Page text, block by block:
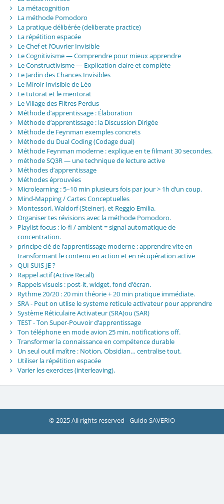
La métacognition
La méthode Pomodoro
La pratique délibérée (deliberate practice)
La répétition espacée
Le Chef et l’Ouvrier Invisible
Le Cognitivisme — Comprendre pour mieux apprendre
Le Constructivisme — Explication claire et complète
Le Jardin des Chances Invisibles
Le Miroir Invisible de Léo
Le tutorat et le mentorat
Le Village des Filtres Perdus
Méthode d’apprentissage : Élaboration
Méthode d’apprentissage : la Discussion Dirigée
Méthode de Feynman exemples concrets
Méthode du Dual Coding (Codage dual)
Méthode Feynman moderne : explique en te filmant 30 secondes.
méthode SQ3R — une technique de lecture active
Méthodes d’apprentissage
Méthodes éprouvées
Microlearning : 5–10 min plusieurs fois par jour > 1h d’un coup.
Mind-Mapping / Cartes Conceptuelles
Montessori, Waldorf (Steiner), et Reggio Emilia.
Organiser tes révisions avec la méthode Pomodoro.
Playlist focus : lo-fi / ambient = signal automatique de
concentration.
principe clé de l’apprentissage moderne : apprendre vite en
transformant le contenu en action et en récupération active
QUI SUIS-JE ?
Rappel actif (Active Recall)
Rappels visuels : post-it, widget, fond d’écran.
Rythme 20/20 : 20 min théorie + 20 min pratique immédiate.
SRA - Peut on utlise le systeme reticule activateur pour apprendre
Système Réticulaire Activateur (SRA)ou (SAR)
TEST - Ton Super-Pouvoir d’apprentissage
Ton téléphone en mode avion 25 min, notifications off.
Transformer la connaissance en compétence durable
Un seul outil maître : Notion, Obsidian… centralise tout.
Utiliser la répétition espacée
Varier les exercices (interleaving),
© 2025 All rights reserved - Guido SAVERIO